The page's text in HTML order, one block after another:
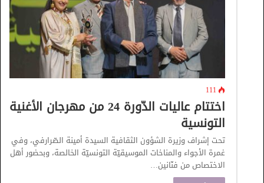
111
اختتام عاليات الدّورة 24 من مهرجان الأغنية
التونسية
تحت إشراف وزيرة الشؤون الثقافية السيدة أمينة الصّرارفي، وفي
غمرة الأجواء والمناخات الموسيقيّة التونسيّة الخالصة، وبحضور أهل
الاختصاص من فنّانين…